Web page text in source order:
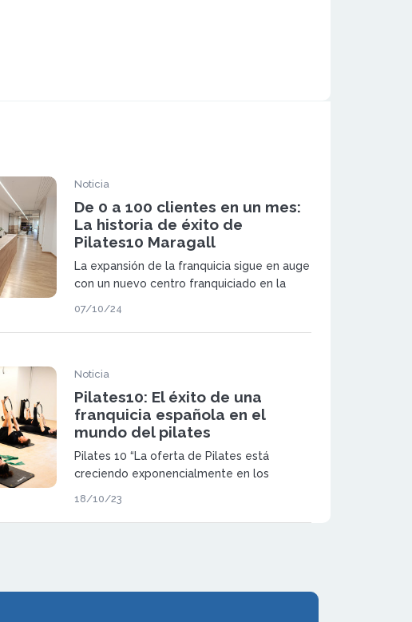
Noticia
De 0 a 100 clientes en un mes:
La historia de éxito de
Pilates10 Maragall
La expansión de la franquicia sigue en auge
con un nuevo centro franquiciado en la
07/10/24
Noticia
Pilates10: El éxito de una
franquicia española en el
mundo del pilates
Pilates 10 “La oferta de Pilates está
creciendo exponencialmente en los
modelo de negocio rompe la práctica
mayoritaria del sector pilates en nuestro
18/10/23